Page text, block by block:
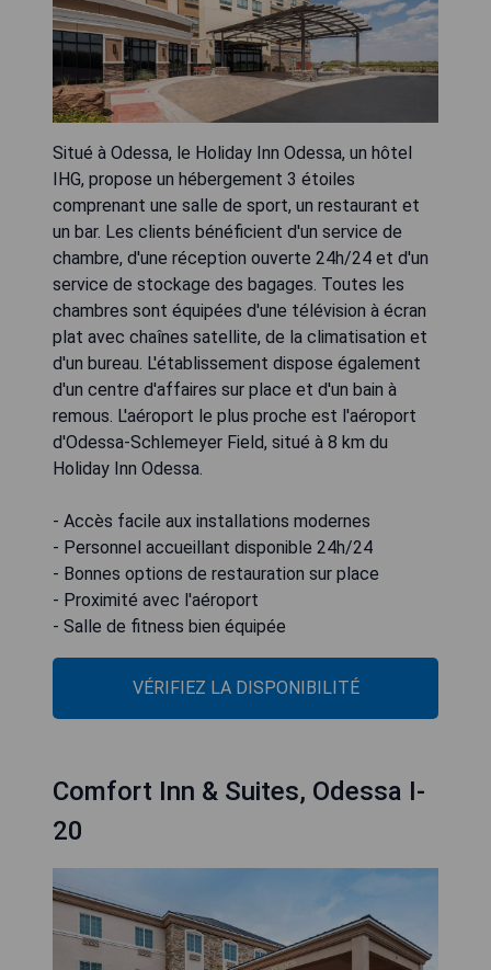
Situé à Odessa, le Holiday Inn Odessa, un hôtel
IHG, propose un hébergement 3 étoiles
comprenant une salle de sport, un restaurant et
un bar. Les clients bénéficient d'un service de
chambre, d'une réception ouverte 24h/24 et d'un
service de stockage des bagages. Toutes les
chambres sont équipées d'une télévision à écran
plat avec chaînes satellite, de la climatisation et
d'un bureau. L'établissement dispose également
d'un centre d'affaires sur place et d'un bain à
remous. L'aéroport le plus proche est l'aéroport
d'Odessa-Schlemeyer Field, situé à 8 km du
Holiday Inn Odessa.
- Accès facile aux installations modernes
- Personnel accueillant disponible 24h/24
- Bonnes options de restauration sur place
- Proximité avec l'aéroport
- Salle de fitness bien équipée
VÉRIFIEZ LA DISPONIBILITÉ
Comfort Inn & Suites, Odessa I-
20